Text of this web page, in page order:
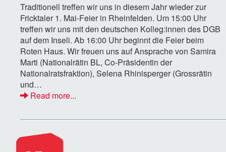
Traditionell treffen wir uns in diesem Jahr wieder zur
Fricktaler 1. Mai-Feier in Rheinfelden. Um 15:00 Uhr
treffen wir uns mit den deutschen Kolleg:innen des DGB
auf dem Inseli. Ab 16:00 Uhr beginnt die Feier beim
Roten Haus. Wir freuen uns auf Ansprache von Samira
Marti (Nationalrätin BL, Co-Präsidentin der
Nationalratsfraktion), Selena Rhinisperger (Grossrätin
und…
Read more...